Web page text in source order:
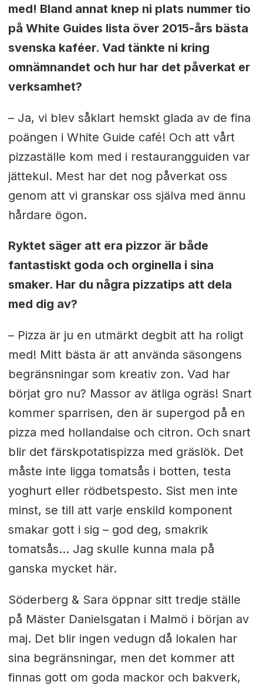
med! Bland annat knep ni plats nummer tio
på White Guides lista över 2015-års bästa
svenska kaféer. Vad tänkte ni kring
omnämnandet och hur har det påverkat er
verksamhet?
– Ja, vi blev såklart hemskt glada av de fina
poängen i White Guide café! Och att vårt
pizzaställe kom med i restaurangguiden var
jättekul. Mest har det nog påverkat oss
genom att vi granskar oss själva med ännu
hårdare ögon.
Ryktet säger att era pizzor är både
fantastiskt goda och orginella i sina
smaker. Har du några pizzatips att dela
med dig av?
– Pizza är ju en utmärkt degbit att ha roligt
med! Mitt bästa är att använda säsongens
begränsningar som kreativ zon. Vad har
börjat gro nu? Massor av ätliga ogräs! Snart
kommer sparrisen, den är supergod på en
pizza med hollandaise och citron. Och snart
blir det färskpotatispizza med gräslök. Det
måste inte ligga tomatsås i botten, testa
yoghurt eller rödbetspesto. Sist men inte
minst, se till att varje enskild komponent
smakar gott i sig – god deg, smakrik
tomatsås… Jag skulle kunna mala på
ganska mycket här.
Söderberg & Sara öppnar sitt tredje ställe
på Mäster Danielsgatan i Malmö i början av
maj. Det blir ingen vedugn då lokalen har
sina begränsningar, men det kommer att
finnas gott om goda mackor och bakverk,